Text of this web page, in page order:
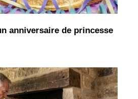
anniversaire de princesse